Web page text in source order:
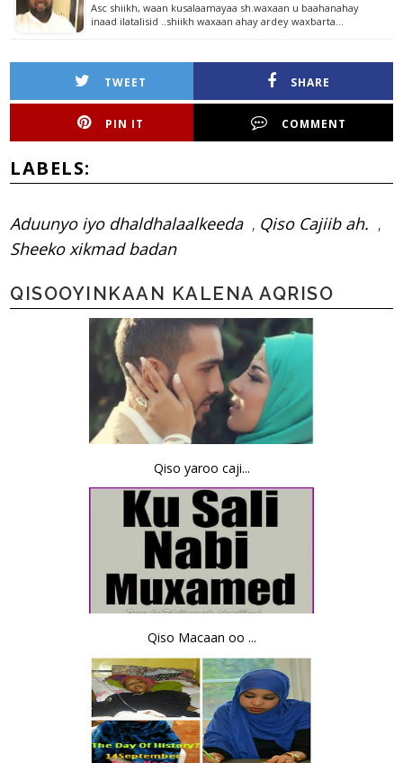
Asc shiikh, waan kusalaamayaa sh.waxaan u baahanahay
inaad ilatalisid ..shiikh waxaan ahay ardey waxbarta…
TWEET SHARE
PIN IT COMMENT
LABELS:
Aduunyo iyo dhaldhalaalkeeda , Qiso Cajiib ah. ,
Sheeko xikmad badan
QISOOYINKAAN KALENA AQRISO
Qiso yaroo caji...
Qiso Macaan oo ...